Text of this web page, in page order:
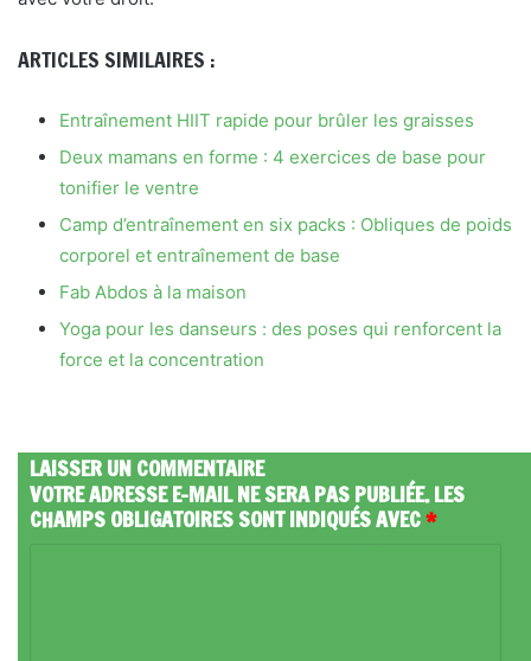
ARTICLES SIMILAIRES :
Entraînement HIIT rapide pour brûler les graisses
Deux mamans en forme : 4 exercices de base pour
tonifier le ventre
Camp d’entraînement en six packs : Obliques de poids
corporel et entraînement de base
Fab Abdos à la maison
Yoga pour les danseurs : des poses qui renforcent la
force et la concentration
LAISSER UN COMMENTAIRE
VOTRE ADRESSE E-MAIL NE SERA PAS PUBLIÉE.LES
CHAMPS OBLIGATOIRES SONT INDIQUÉS AVEC*